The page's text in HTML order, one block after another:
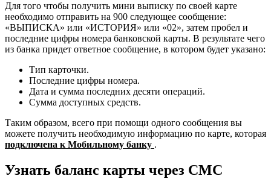
Для того чтобы получить мини выписку по своей карте
необходимо отправить на 900 следующее сообщение:
«ВЫПИСКА» или «ИСТОРИЯ» или «02», затем пробел и
последние цифры номера банковской карты. В результате чего
из банка придет ответное сообщение, в котором будет указано:
Тип карточки.
Последние цифры номера.
Дата и сумма последних десяти операций.
Сумма доступных средств.
Таким образом, всего при помощи одного сообщения вы
можете получить необходимую информацию по карте, которая
подключена к Мобильному банку .
Узнать баланс карты через СМС